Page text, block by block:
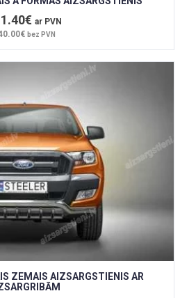
ar PVN
bez PVN
ZEMAIS AIZSARGSTIENIS AR